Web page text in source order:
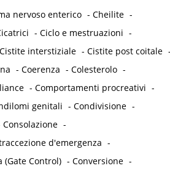
nervoso enterico - Cheilite -
- Ciclo e mestruazioni -
Cistite interstiziale - Cistite post coitale -
- Coerenza - Colesterolo -
- Comportamenti procreativi -
genitali - Condivisione -
Consolazione -
d'emergenza -
Control) - Conversione -